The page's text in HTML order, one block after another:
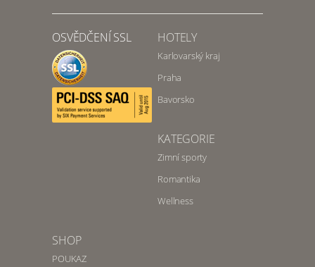
OSVĚDČENÍ SSL HOTELY
Karlovarský kraj
Praha
Bavorsko
KATEGORIE
Zimní sporty
Romantika
Wellness
SHOP
POUKAZ